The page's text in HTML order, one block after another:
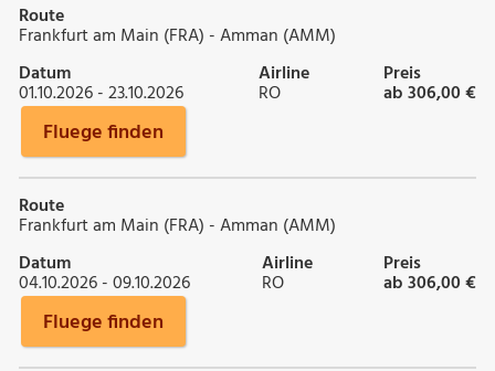
Route
Frankfurt am Main (FRA) - Amman (AMM)
Datum
01.10.2026 - 23.10.2026
Airline
RO
Preis
ab 306,00 €
Fluege finden
Route
Frankfurt am Main (FRA) - Amman (AMM)
Datum
04.10.2026 - 09.10.2026
Airline
RO
Preis
ab 306,00 €
Fluege finden